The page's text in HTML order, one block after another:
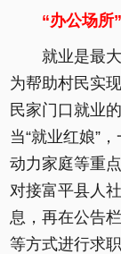
“办公场所
就业是最大
为帮助村民实
民家门口就业
当“就业红娘”
动力家庭等重
对接富平县人
息，再在公告
等方式进行求